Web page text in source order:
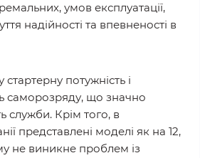
умов експлуатації,
надійності та впевненості в
потужність і
саморозряду, що значно
служби. Крім того, в
представлені моделі як на 12,
не виникне проблем із